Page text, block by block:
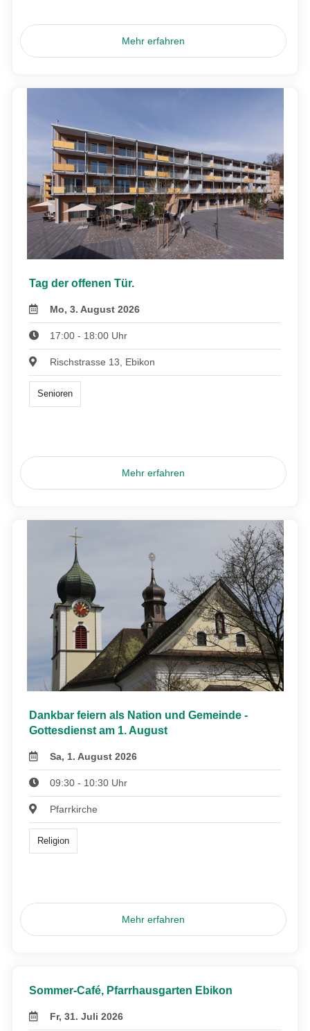
Mehr erfahren
Tag der offenen Tür.
Mo, 3. August 2026
17:00 - 18:00 Uhr
Rischstrasse 13, Ebikon
Senioren
Mehr erfahren
Dankbar feiern als Nation und Gemeinde -
Gottesdienst am 1. August
Sa, 1. August 2026
09:30 - 10:30 Uhr
Pfarrkirche
Religion
Mehr erfahren
Sommer-Café, Pfarrhausgarten Ebikon
Fr, 31. Juli 2026